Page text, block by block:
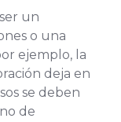
un
o una
ejemplo, la
deja en
se deben
de